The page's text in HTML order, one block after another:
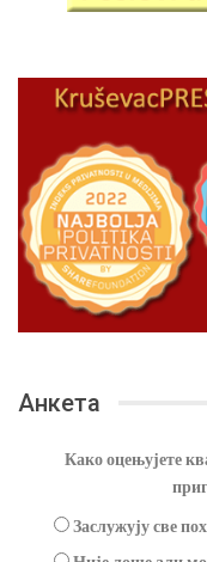
Анкета
Како оцењујете
Заслужују све